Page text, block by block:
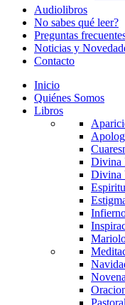
Audiolibros
No sabes qué leer?
Preguntas
Noticias y
Contacto
Inicio
Quiénes Somos
Libros
Divina
Divina
Pastoral